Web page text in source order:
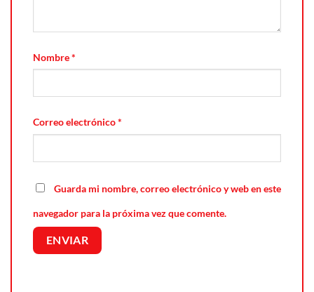
Nombre*
Correo electrónico*
Guarda mi nombre, correo electrónico y web en este
navegador para la próxima vez que comente.